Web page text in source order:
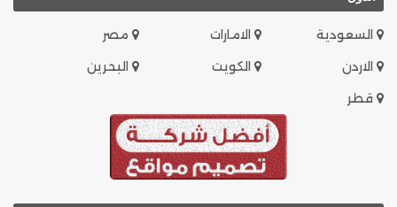
السعودية الامارات
مصر
الاردن
الكويت
البحرين
قطر